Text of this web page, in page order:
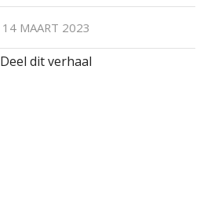
14 MAART 2023
Deel dit verhaal